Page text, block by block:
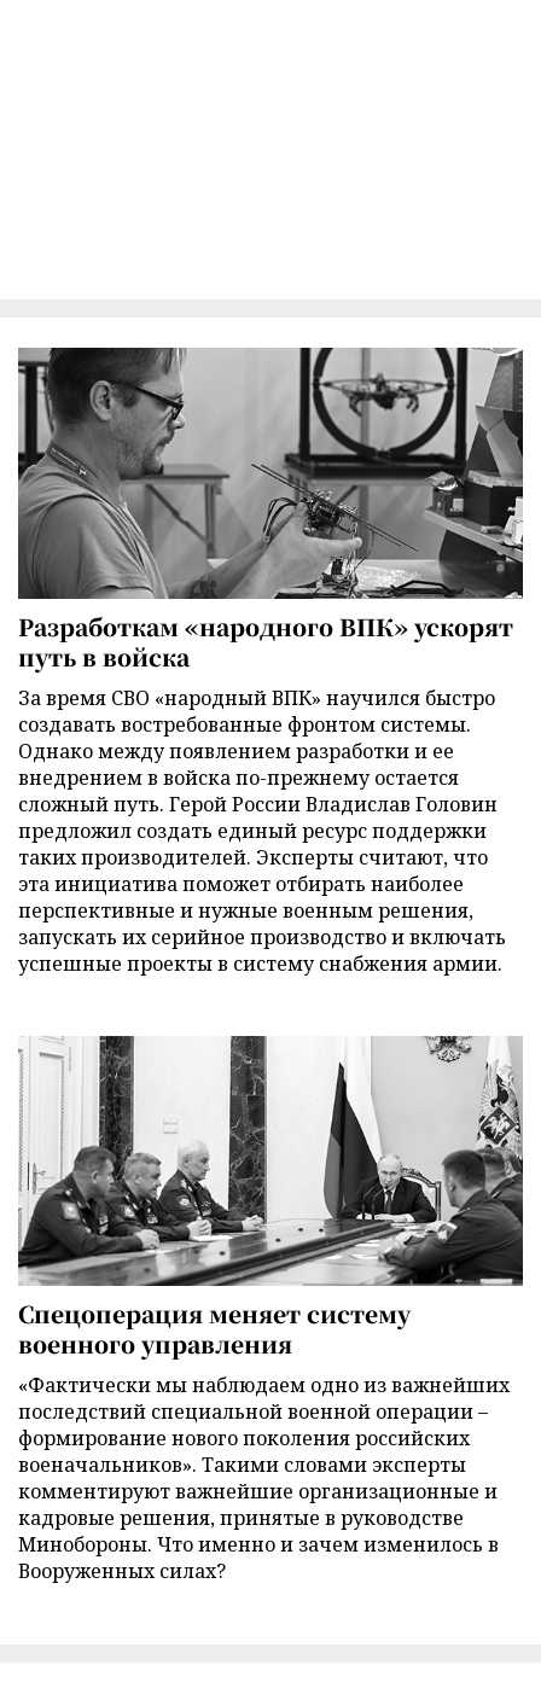
Разработкам «народного ВПК» ускорят
путь в войска
За время СВО «народный ВПК» научился быстро
создавать востребованные фронтом системы.
Однако между появлением разработки и ее
внедрением в войска по-прежнему остается
сложный путь. Герой России Владислав Головин
предложил создать единый ресурс поддержки
таких производителей. Эксперты считают, что
эта инициатива поможет отбирать наиболее
перспективные и нужные военным решения,
запускать их серийное производство и включать
успешные проекты в систему снабжения армии.
Спецоперация меняет систему
военного управления
«Фактически мы наблюдаем одно из важнейших
последствий специальной военной операции –
формирование нового поколения российских
военачальников». Такими словами эксперты
комментируют важнейшие организационные и
кадровые решения, принятые в руководстве
Минобороны. Что именно и зачем изменилось в
Вооруженных силах?